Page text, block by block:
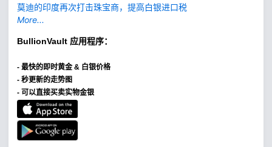
莫迪的印度再次打击珠宝商，提高白银进口税
More...
BullionVault 应用程序：
- 最快的即时黄金 & 白银价格
- 秒更新的走势图
- 可以直接买卖实物金银